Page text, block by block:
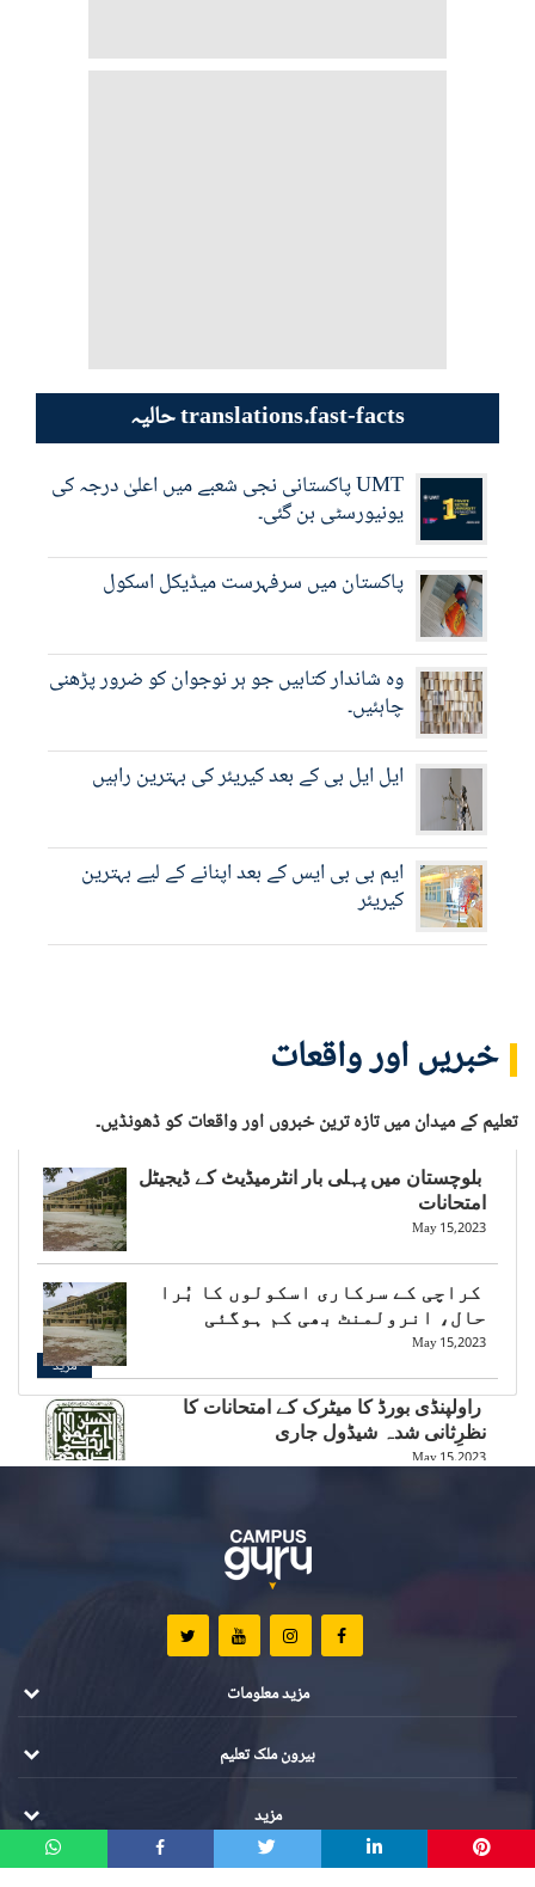
حالیہ translations.fast-facts
UMT پاکستانی نجی شعبے میں اعلیٰ درجہ کی
یونیورسٹی بن گئی۔
پاکستان میں سرفہرست میڈیکل اسکول
وہ شاندار کتابیں جو ہر نوجوان کو ضرور پڑھنی
چاہئیں۔
ایل ایل بی کے بعد کیریئر کی بہترین راہیں
ایم بی بی ایس کے بعد اپنانے کے لیے بہترین
کیریئر
خبریں اور واقعات
تعلیم کے میدان میں تازہ ترین خبروں اور واقعات کو ڈھونڈیں۔
بلوچستان میں پہلی بار انٹرمیڈیٹ کے ڈیجیٹل
امتحانات
May 15,2023
کراچی کے سرکاری اسکولوں کا بُرا
حال، انرولمنٹ بھی کم ہوگئی
May 15,2023
راولپنڈی بورڈ کا میٹرک کے امتحانات کا
نظرِثانی شدہ شیڈول جاری
May 15,2023
جماعت کے امتحان میں ریکارڈ توڑ کامیابی
بھارت میں امتحانی نتائج کا دبائو 6 طلبہ کی
مزید
مزید معلومات
بیرون ملک تعلیم
مزید